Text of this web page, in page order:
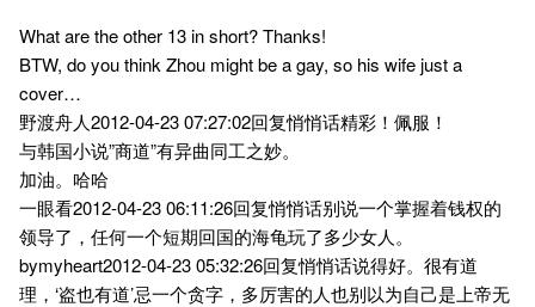
What are the other 13 in short? Thanks!
BTW, do you think Zhou might be a gay, so his wife just a
cover…
野渡舟人2012-04-23 07:27:02回复悄悄话精彩！佩服！
与韩国小说”商道”有异曲同工之妙。
加油。哈哈
一眼看2012-04-23 06:11:26回复悄悄话别说一个掌握着钱权的
领导了，任何一个短期回国的海龟玩了多少女人。
bymyheart2012-04-23 05:32:26回复悄悄话说得好。很有道
理，‘盗也有道’忌一个贪字，多厉害的人也别以为自己是上帝无